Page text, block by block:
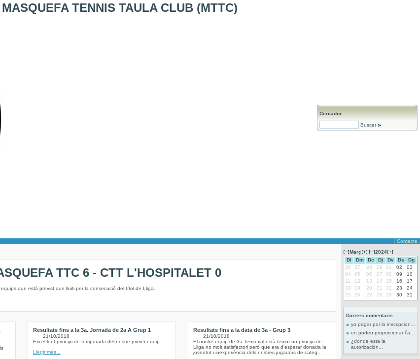
MASQUEFA TENNIS TAULA CLUB (MTTC)
Cercador
Buscar
Contacte
TTC 6 - CTT L'HOSPITALET 0
que està previst que lluiti per la consecució del títol de Lliga.
Resultats fins a la 3a. Jornada de 2a A Grup 1
21/10/2018
Excel·lent principi de temporada del nostre primer equip.
Llegir més...
Resultats fins a la data de 3a - Grup 3
21/10/2018
El nostre equip de 3a Territorial està tenint un principi de
Lliga no molt satisfactori però que era d'esperar donada la
joventut i inexperiència dels nostres jugadors de categ...
Març
2024
Dl
Dm Dc Dj Dv Ds
Dg
26
27 28 29 01 02
03
04
05 06 07 08 09
10
11
12 13 14 15 16
17
18
19 20 21 22 23
24
25
26 27 28 29 30 31
Darrers comentaris
yo pagar por la inscripcion...
en podeu proporcionar l´a...
¿donde esta la
autorización...